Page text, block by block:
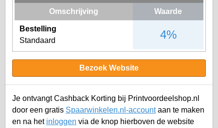
Omschrijving Waarde
Bestelling
Standaard
4%
Bezoek Website
Je ontvangt Cashback Korting bij Printvoordeelshop.nl
door een gratis Spaarwinkelen.nl-accountaan te maken
en na het inloggen via de knop hierboven de website